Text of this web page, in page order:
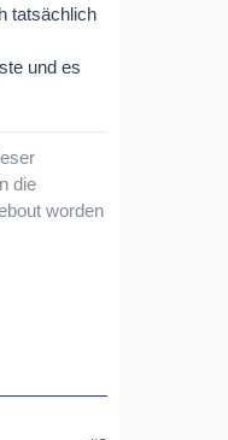
tatsächlich
und es
die
worden